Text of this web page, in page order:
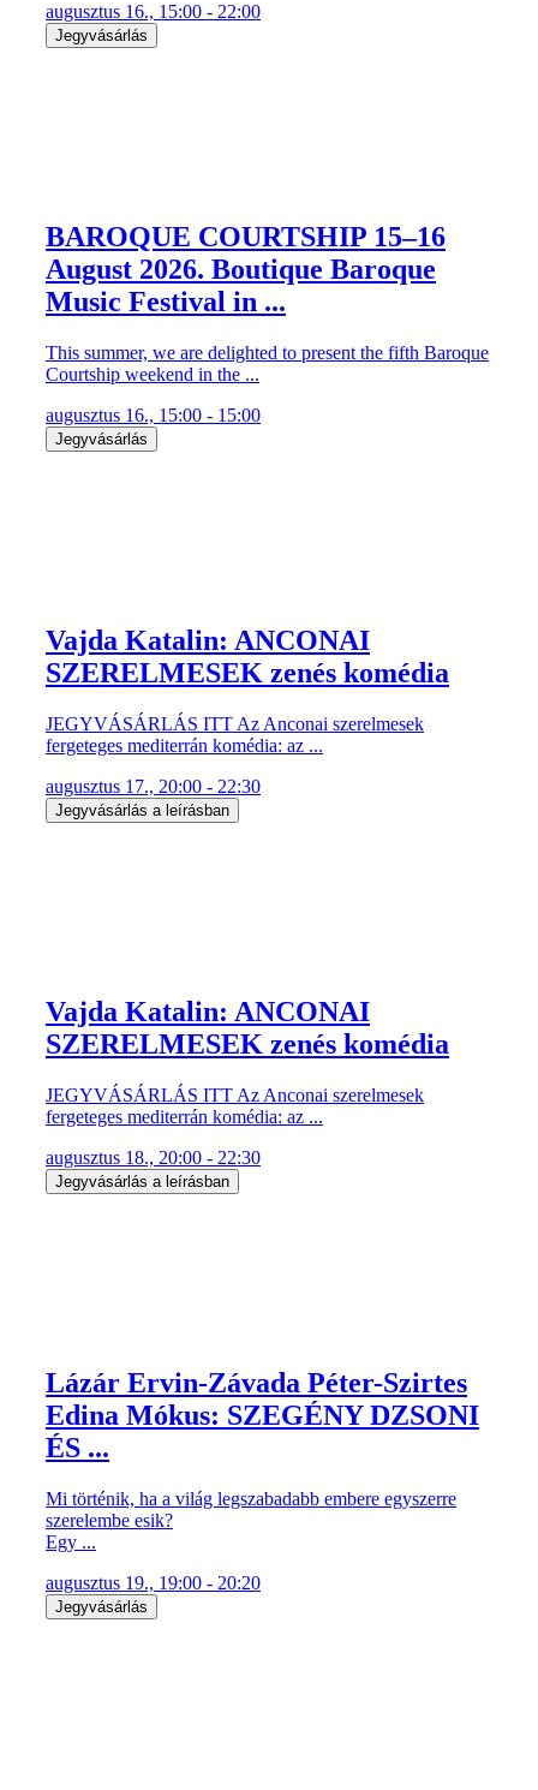
augusztus 16., 15:00 - 22:00
Jegyvásárlás
BAROQUE COURTSHIP 15–16
August 2026. Boutique Baroque
Music Festival in ...
This summer, we are delighted to present the fifth Baroque
Courtship weekend in the ...
augusztus 16., 15:00 - 15:00
Jegyvásárlás
Vajda Katalin: ANCONAI
SZERELMESEK zenés komédia
JEGYVÁSÁRLÁS ITT Az Anconai szerelmesek
fergeteges mediterrán komédia: az ...
augusztus 17., 20:00 - 22:30
Jegyvásárlás a leírásban
Vajda Katalin: ANCONAI
SZERELMESEK zenés komédia
JEGYVÁSÁRLÁS ITT Az Anconai szerelmesek
fergeteges mediterrán komédia: az ...
augusztus 18., 20:00 - 22:30
Jegyvásárlás a leírásban
Lázár Ervin-Závada Péter-Szirtes
Edina Mókus: SZEGÉNY DZSONI
ÉS ...
Mi történik, ha a világ legszabadabb embere egyszerre
szerelembe esik?
Egy ...
augusztus 19., 19:00 - 20:20
Jegyvásárlás